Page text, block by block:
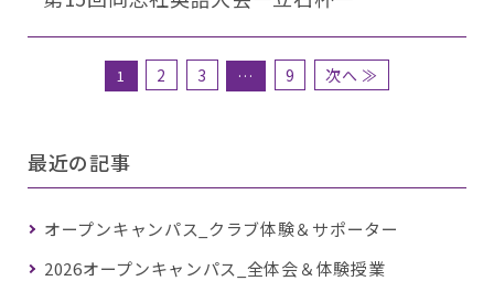
1 2 3 … 9 次へ ≫
最近の記事
オープンキャンパス_クラブ体験＆サポーター
2026オープンキャンパス_全体会＆体験授業